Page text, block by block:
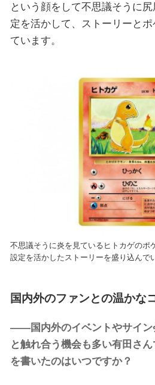
という顔をして不思議そうに
定を活かして、ストーリーと
ています。
不思議そうに炎を見ているヒトカゲのポ
設定を活かしたストーリーを盛り込んで
国内外のファンとの温かな
——国内外のイベントやサイン
と触れ合う機会も多い有田さ
を書いたのはいつですか？